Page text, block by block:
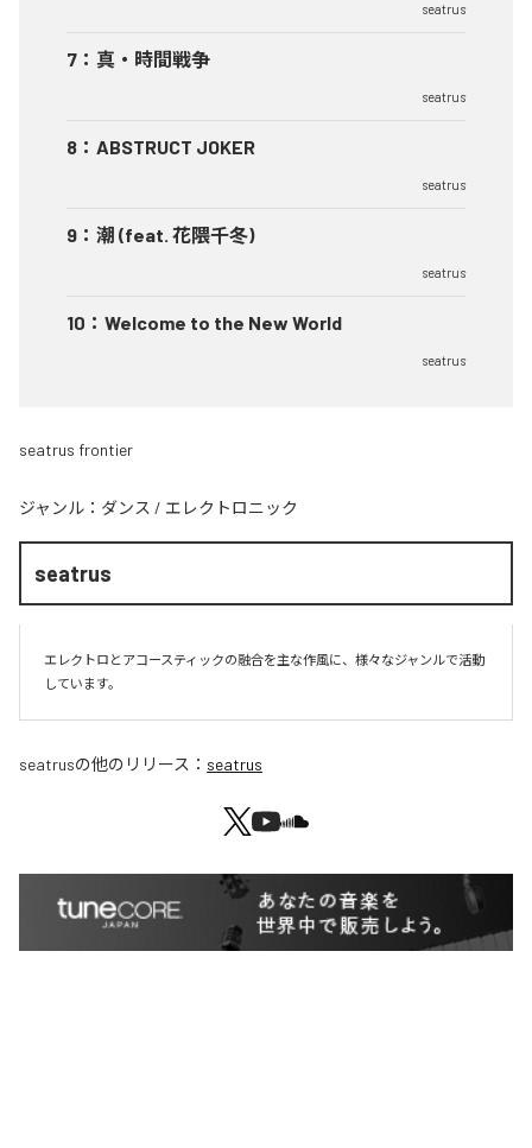
seatrus
7 ： 真・時間戦争
seatrus
8 ： ABSTRUCT JOKER
seatrus
9 ： 潮 (feat. 花隈千冬)
seatrus
10 ： Welcome to the New World
seatrus
seatrus frontier
ジャンル： ダンス / エレクトロニック
seatrus
エレクトロとアコースティックの融合を主な作風に、様々なジャンルで活動
しています。
seatrusの他のリリース： seatrus